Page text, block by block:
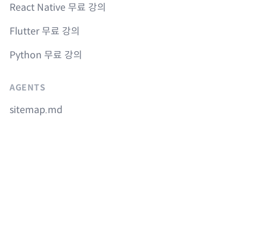
React Native 무료 강의
Flutter 무료 강의
Python 무료 강의
AGENTS
sitemap.md